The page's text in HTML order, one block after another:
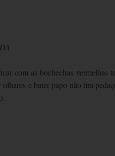
com as bochechas vermelhas
olhares e bater papo não tira